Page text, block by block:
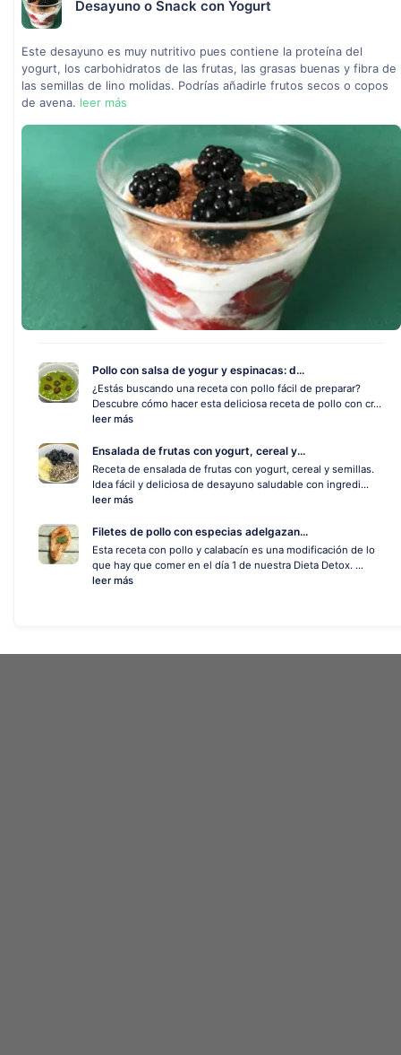
Desayuno o Snack con Yogurt
Este desayuno es muy nutritivo pues contiene la proteína del
yogurt, los carbohidratos de las frutas, las grasas buenas y fibra de
las semillas de lino molidas. Podrías añadirle frutos secos o copos
de avena. leer más
Pollo con salsa de yogur y espinacas: d...
¿Estás buscando una receta con pollo fácil de preparar?
Descubre cómo hacer esta deliciosa receta de pollo con cr...
leer más
Ensalada de frutas con yogurt, cereal y...
Receta de ensalada de frutas con yogurt, cereal y semillas.
Idea fácil y deliciosa de desayuno saludable con ingredi...
leer más
Filetes de pollo con especias adelgazan...
Esta receta con pollo y calabacín es una modificación de lo
que hay que comer en el día 1 de nuestra Dieta Detox. ...
leer más